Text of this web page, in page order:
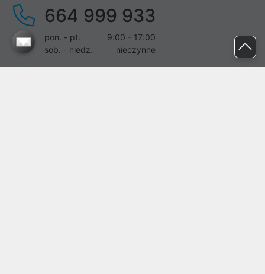
664 999 933
pon. - pt.
9:00 - 17:00
sob. - niedz.
nieczynne